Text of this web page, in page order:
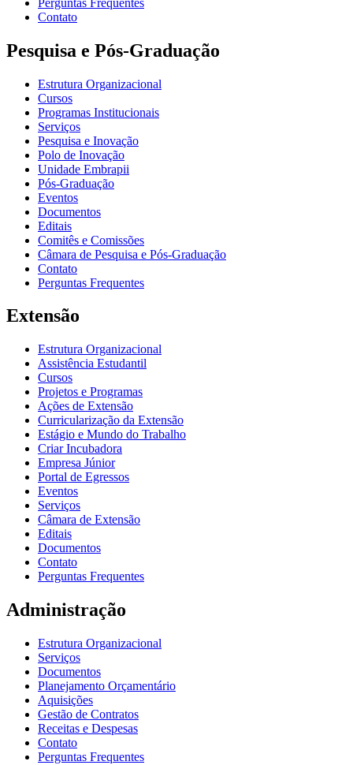
Contato
Pesquisa e Pós-Graduação
Estrutura Organizacional
Cursos
Programas Institucionais
Serviços
Pesquisa e Inovação
Polo de Inovação
Unidade Embrapii
Pós-Graduação
Eventos
Documentos
Editais
Comitês e Comissões
Câmara de Pesquisa e Pós-Graduação
Contato
Perguntas Frequentes
Extensão
Estrutura Organizacional
Assistência Estudantil
Cursos
Projetos e Programas
Ações de Extensão
Curricularização da Extensão
Estágio e Mundo do Trabalho
Criar Incubadora
Empresa Júnior
Portal de Egressos
Eventos
Serviços
Câmara de Extensão
Editais
Documentos
Contato
Perguntas Frequentes
Administração
Estrutura Organizacional
Serviços
Documentos
Planejamento Orçamentário
Aquisições
Gestão de Contratos
Receitas e Despesas
Contato
Perguntas Frequentes